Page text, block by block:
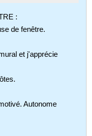
:
de fenêtre.
et j'apprécie
Autonome